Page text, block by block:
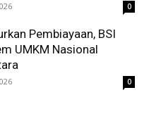
0
Pembiayaan, BSI
UMKM Nasional
0